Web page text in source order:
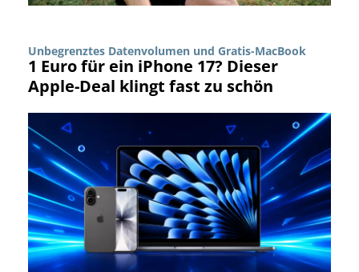
Unbegrenztes Datenvolumen und Gratis-MacBook
1 Euro für ein iPhone 17? Dieser
Apple-Deal klingt fast zu schön